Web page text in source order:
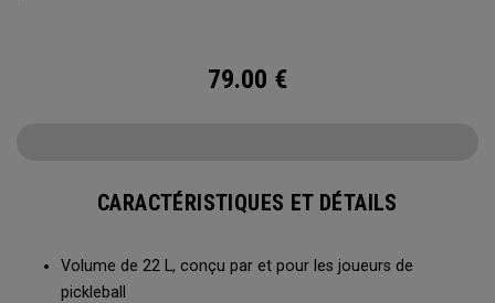
79.00 €
CARACTÉRISTIQUES ET DÉTAILS
Volume de 22 L, conçu par et pour les joueurs de
pickleball